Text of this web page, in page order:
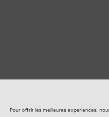
Pour offrir les meilleures expériences,